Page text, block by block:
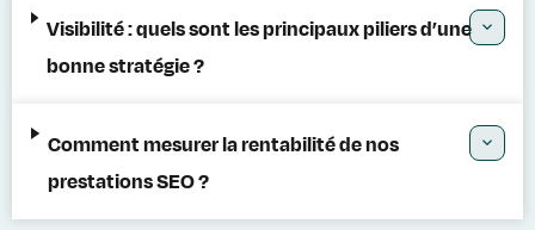
Visibilité : quels sont les principaux piliers d’une
bonne stratégie ?
Comment mesurer la rentabilité de nos
prestations SEO ?